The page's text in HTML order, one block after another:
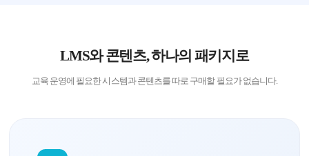
LMS와 콘텐츠, 하나의 패키지로
교육 운영에 필요한 시스템과 콘텐츠를 따로 구매할 필요가 없습니다.